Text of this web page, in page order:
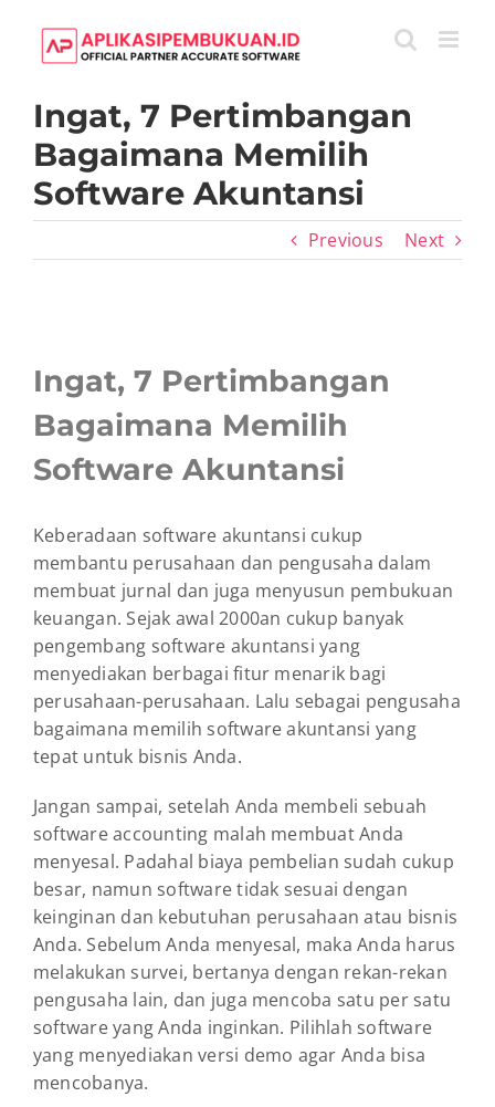
content
Ingat, 7 Pertimbangan
Bagaimana Memilih
Software Akuntansi
Previous Next
Larger
Image
Ingat, 7 Pertimbangan
Bagaimana Memilih
Software Akuntansi
Keberadaan software akuntansi cukup
membantu perusahaan dan pengusaha dalam
membuat jurnal dan juga menyusun pembukuan
keuangan. Sejak awal 2000an cukup banyak
pengembang software akuntansi yang
menyediakan berbagai fitur menarik bagi
perusahaan-perusahaan. Lalu sebagai pengusaha
bagaimana memilih software akuntansi yang
tepat untuk bisnis Anda.
Jangan sampai, setelah Anda membeli sebuah
software accounting malah membuat Anda
menyesal. Padahal biaya pembelian sudah cukup
besar, namun software tidak sesuai dengan
keinginan dan kebutuhan perusahaan atau bisnis
Anda. Sebelum Anda menyesal, maka Anda harus
melakukan survei, bertanya dengan rekan-rekan
pengusaha lain, dan juga mencoba satu per satu
software yang Anda inginkan. Pilihlah software
yang menyediakan versi demo agar Anda bisa
mencobanya.